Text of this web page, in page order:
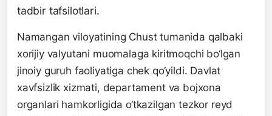
tadbir tafsilotlari.
Namangan viloyatining Chust tumanida qalbaki
xorijiy valyutani muomalaga kiritmoqchi bo‘lgan
jinoiy guruh faoliyatiga chek qo‘yildi. Davlat
xavfsizlik xizmati, departament va bojxona
organlari hamkorligida o‘tkazilgan tezkor reyd